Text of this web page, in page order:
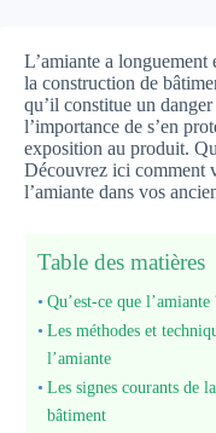
L’amiante a
la construction de
qu’il constitue un
l’importance de s’en
exposition au produit.
Découvrez ici comment
l’amiante dans vos
Table des matières
Qu’est-ce que l’amiante
Les méthodes et
l’amiante
Les signes courants de
bâtiment